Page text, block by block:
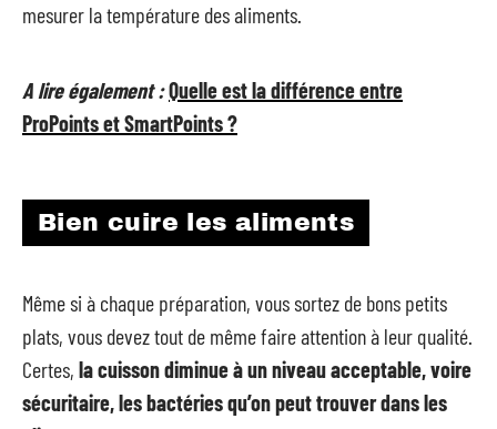
mesurer la température des aliments.
A lire également :Quelle est la différence entre
ProPoints et SmartPoints ?
Bien cuire les aliments
Même si à chaque préparation, vous sortez de bons petits
plats, vous devez tout de même faire attention à leur qualité.
Certes, la cuisson diminue à un niveau acceptable, voire
sécuritaire, les bactéries qu’on peut trouver dans les